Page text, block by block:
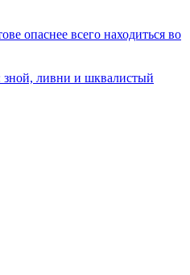
опаснее всего находиться во
зной, ливни и шквалистый